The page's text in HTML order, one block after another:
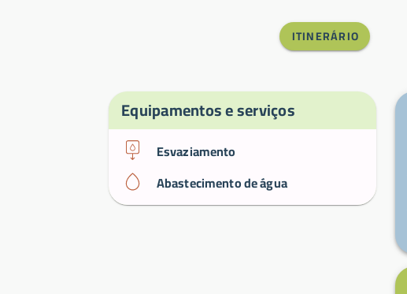
ITINERÁRIO
Equipamentos e serviços
Esvaziamento
Abastecimento de água